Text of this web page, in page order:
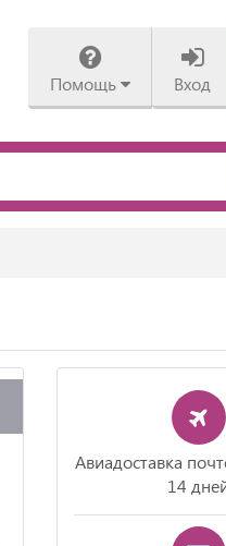
Помощь Вход
Авиадоставка
14